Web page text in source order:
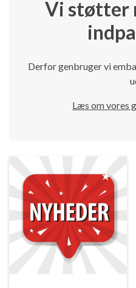
Vi støtter
Derfor genbruger vi
Læs om vores